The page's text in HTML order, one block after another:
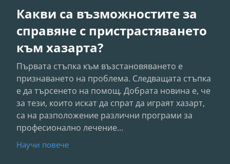
Какви са възможностите за
справяне с пристрастяването
към хазарта?
Първата стъпка към възстановяването е
признаването на проблема. Следващата стъпка
е да търсенето на помощ. Добрата новина е, че
за тези, които искат да спрат да играят хазарт,
са на разположение различни програми за
професионално лечение...
Научи повече